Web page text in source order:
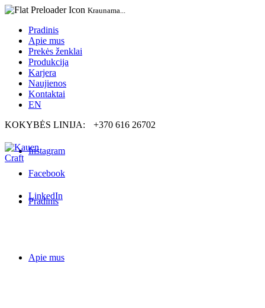
Kraunama...
Pradinis
Apie mus
Prekės ženklai
Produkcija
Karjera
Naujienos
Kontaktai
EN
KOKYBĖS LINIJA:
+370 616 26702
Instagram
Facebook
LinkedIn
Pradinis
Apie mus